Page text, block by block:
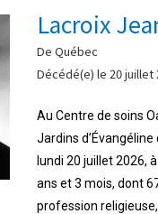
Lacroix
De Québec
Décédé(e) le 20 juillet
Au Centre de soins
Jardins d’Évangéline
lundi 20 juillet 2026,
ans et 3 mois, dont
profession